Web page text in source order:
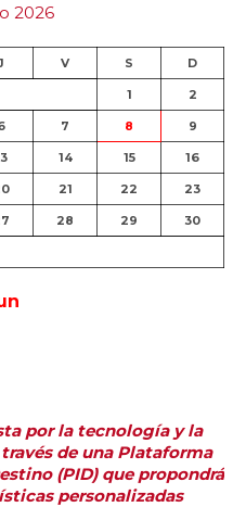
2026
V S D
1 2
7 8 9
14 15 16
21 22 23
28 29 30
por la tecnología y la
de una Plataforma
(PID) que propondrá
personalizadas